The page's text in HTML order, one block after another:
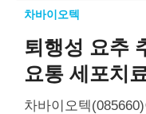
차바이오텍
퇴행성 요추
요통 세포치
임상 1/2a상
차바이오텍